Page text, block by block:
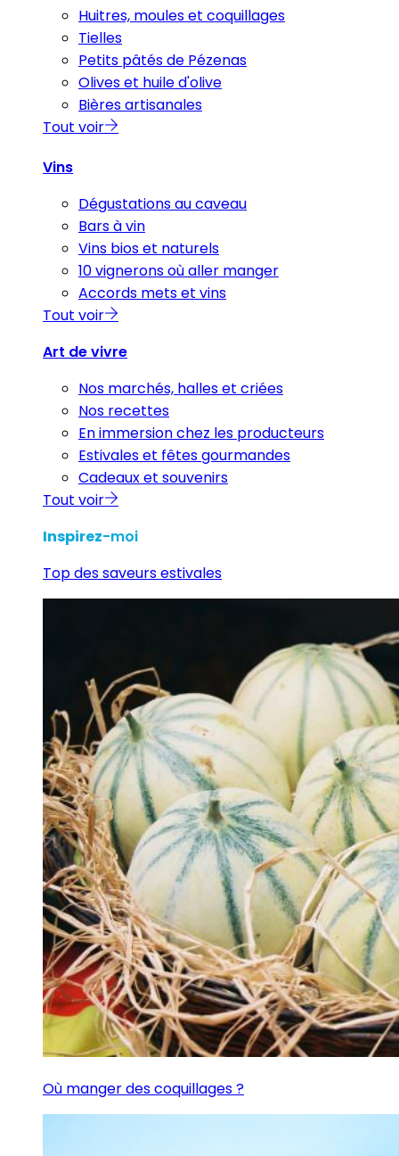
Huitres, moules et coquillages
Tielles
Petits pâtés de Pézenas
Olives et huile d'olive
Bières artisanales
Tout voir
Vins
Dégustations au caveau
Bars à vin
Vins bios et naturels
10 vignerons où aller manger
Accords mets et vins
Tout voir
Art de vivre
Nos marchés, halles et criées
Nos recettes
En immersion chez les producteurs
Estivales et fêtes gourmandes
Cadeaux et souvenirs
Tout voir
Inspirez-moi
Top des saveurs estivales
Où manger des coquillages ?